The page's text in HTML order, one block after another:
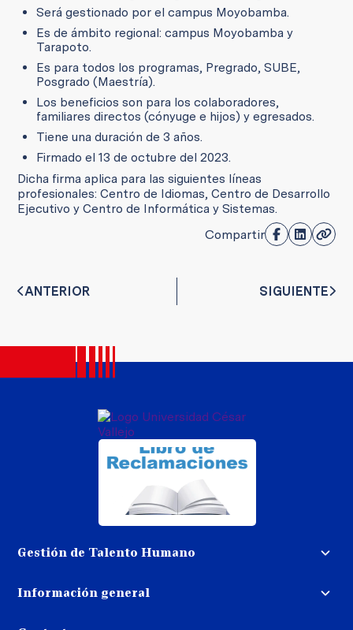
Será gestionado por el campus Moyobamba.
Es de ámbito regional: campus Moyobamba y
Tarapoto.
Es para todos los programas, Pregrado, SUBE,
Posgrado (Maestría).
Los beneficios son para los colaboradores,
familiares directos (cónyuge e hijos) y egresados.
Tiene una duración de 3 años.
Firmado el 13 de octubre del 2023.
Dicha firma aplica para las siguientes líneas
profesionales: Centro de Idiomas, Centro de Desarrollo
Ejecutivo y Centro de Informática y Sistemas.
Compartir
ANTERIOR SIGUIENTE
Gestión de Talento Humano
Trabaja con nosotros
Información general